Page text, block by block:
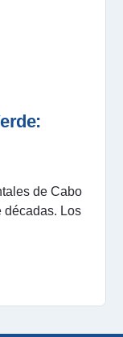
de Cabo
décadas. Los